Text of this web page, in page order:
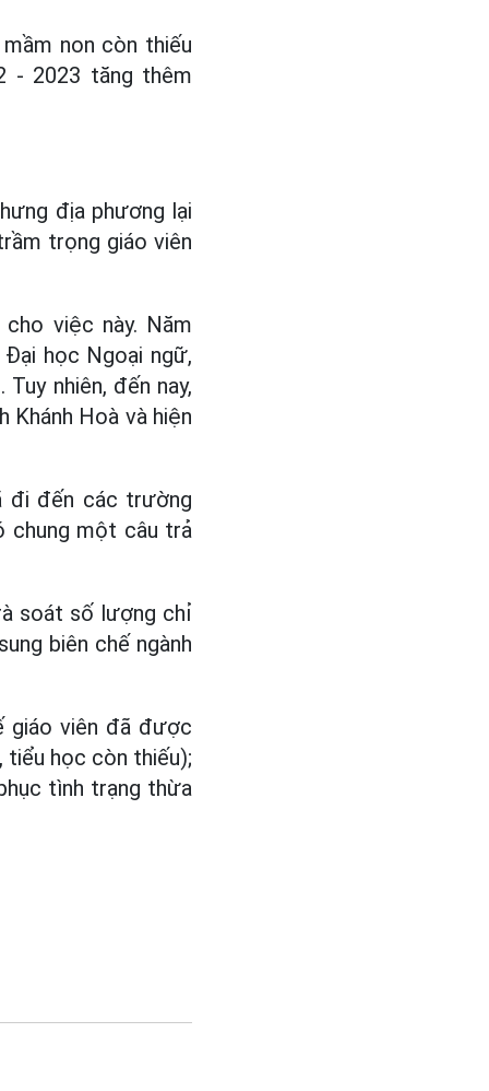
non còn thiếu
- 2023 tăng thêm
địa phương lại
trọng giáo viên
việc này. Năm
học Ngoại ngữ,
nhiên, đến nay,
Hoà và hiện
đi đến các trường
chung một câu trả
soát số lượng chỉ
biên chế ngành
giáo viên đã được
học còn thiếu);
tình trạng thừa